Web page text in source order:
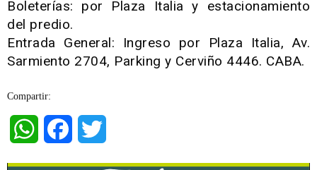
Boleterías: por Plaza Italia y estacionamiento
del predio.
Entrada General: Ingreso por Plaza Italia, Av.
Sarmiento 2704, Parking y Cerviño 4446. CABA.
Compartir:
WhatsAppFacebook